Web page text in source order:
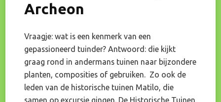
Archeon
Vraagje: wat is een kenmerk van een
gepassioneerd tuinder? Antwoord: die kijkt
graag rond in andermans tuinen naar bijzondere
planten, composities of gebruiken. Zo ook de
leden van de historische tuinen Matilo, die
samen op excursie gingen. De Historische Tuinen